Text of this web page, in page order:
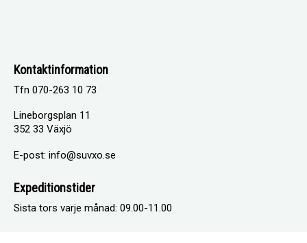
Kontaktinformation
Tfn 070-263 10 73
Lineborgsplan 11
352 33 Växjö
E-post: info@suvxo.se
Expeditionstider
Sista tors varje månad: 09.00-11.00